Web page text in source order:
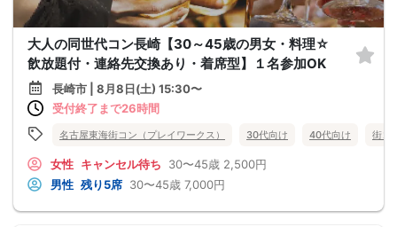
大人の同世代コン長崎【30～45歳の男女・料理☆
飲放題付・連絡先交換あり・着席型】１名参加OK
長崎市 | 8月8日(土) 15:30〜
受付終了まで26時間
名古屋東海街コン（プレイワークス） 30代向け 40代向け 街コ
女性 キャンセル待ち 30〜45歳 2,500円
男性 残り5席 30〜45歳 7,000円